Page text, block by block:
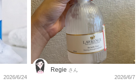
2026/6/24
Regie さん
2026/6/7